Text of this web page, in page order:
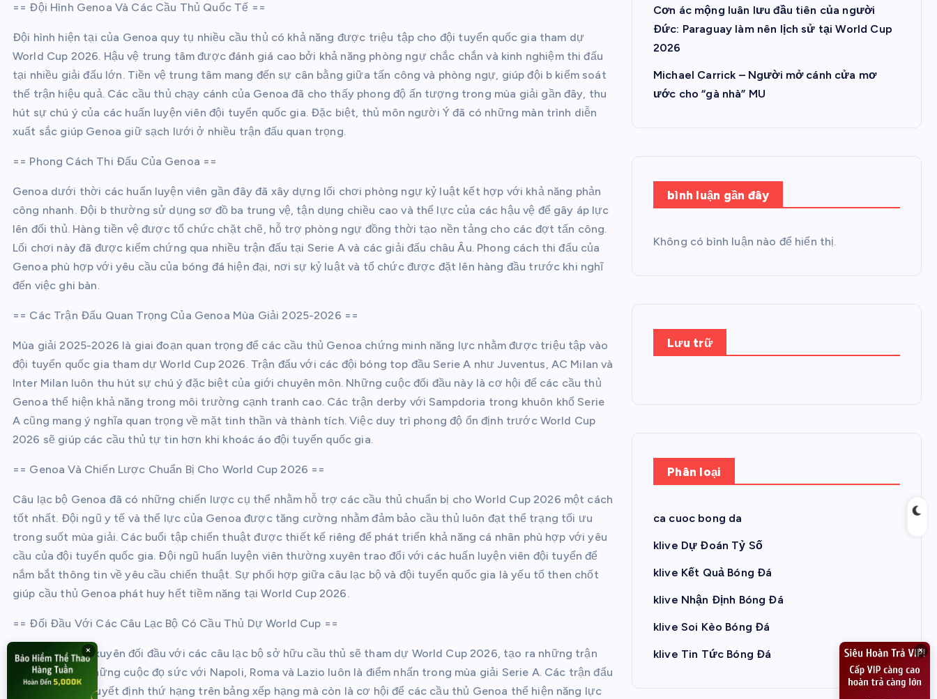
== Đội Hình Genoa Và Các Cầu Thủ Quốc Tế ==
Đội hình hiện tại của Genoa quy tụ nhiều cầu thủ có khả năng được triệu tập cho đội tuyển quốc gia tham dự
World Cup 2026. Hậu vệ trung tâm được đánh giá cao bởi khả năng phòng ngự chắc chắn và kinh nghiệm thi đấu
tại nhiều giải đấu lớn. Tiền vệ trung tâm mang đến sự cân bằng giữa tấn công và phòng ngự, giúp đội b kiểm soát
thế trận hiệu quả. Các cầu thủ chạy cánh của Genoa đã cho thấy phong độ ấn tượng trong mùa giải gần đây, thu
hút sự chú ý của các huấn luyện viên đội tuyển quốc gia. Đặc biệt, thủ môn người Ý đã có những màn trình diễn
xuất sắc giúp Genoa giữ sạch lưới ở nhiều trận đấu quan trọng.
== Phong Cách Thi Đấu Của Genoa ==
Genoa dưới thời các huấn luyện viên gần đây đã xây dựng lối chơi phòng ngự kỷ luật kết hợp với khả năng phản
công nhanh. Đội b thường sử dụng sơ đồ ba trung vệ, tận dụng chiều cao và thể lực của các hậu vệ để gây áp lực
lên đối thủ. Hàng tiền vệ được tổ chức chặt chẽ, hỗ trợ phòng ngự đồng thời tạo nền tảng cho các đợt tấn công.
Lối chơi này đã được kiểm chứng qua nhiều trận đấu tại Serie A và các giải đấu châu Âu. Phong cách thi đấu của
Genoa phù hợp với yêu cầu của bóng đá hiện đại, nơi sự kỷ luật và tổ chức được đặt lên hàng đầu trước khi nghĩ
đến việc ghi bàn.
== Các Trận Đấu Quan Trọng Của Genoa Mùa Giải 2025-2026 ==
Mùa giải 2025-2026 là giai đoạn quan trọng để các cầu thủ Genoa chứng minh năng lực nhằm được triệu tập vào
đội tuyển quốc gia tham dự World Cup 2026. Trận đấu với các đội bóng top đầu Serie A như Juventus, AC Milan và
Inter Milan luôn thu hút sự chú ý đặc biệt của giới chuyên môn. Những cuộc đối đầu này là cơ hội để các cầu thủ
Genoa thể hiện khả năng trong môi trường cạnh tranh cao. Các trận derby với Sampdoria trong khuôn khổ Serie
A cũng mang ý nghĩa quan trọng về mặt tinh thần và thành tích. Việc duy trì phong độ ổn định trước World Cup
2026 sẽ giúp các cầu thủ tự tin hơn khi khoác áo đội tuyển quốc gia.
== Genoa Và Chiến Lược Chuẩn Bị Cho World Cup 2026 ==
Câu lạc bộ Genoa đã có những chiến lược cụ thể nhằm hỗ trợ các cầu thủ chuẩn bị cho World Cup 2026 một cách
tốt nhất. Đội ngũ y tế và thể lực của Genoa được tăng cường nhằm đảm bảo cầu thủ luôn đạt thể trạng tối ưu
trong suốt mùa giải. Các buổi tập chiến thuật được thiết kế riêng để phát triển khả năng cá nhân phù hợp với yêu
cầu của đội tuyển quốc gia. Đội ngũ huấn luyện viên thường xuyên trao đổi với các huấn luyện viên đội tuyển để
nắm bắt thông tin về yêu cầu chiến thuật. Sự phối hợp giữa câu lạc bộ và đội tuyển quốc gia là yếu tố then chốt
giúp cầu thủ Genoa phát huy hết tiềm năng tại World Cup 2026.
== Đối Đầu Với Các Câu Lạc Bộ Có Cầu Thủ Dự World Cup ==
Genoa thường xuyên đối đầu với các câu lạc bộ sở hữu cầu thủ sẽ tham dự World Cup 2026, tạo ra những trận
cầu đỉnh cao. Những cuộc đọ sức với Napoli, Roma và Lazio luôn là điểm nhấn trong mùa giải Serie A. Các trận đấu
này không chỉ quyết định thứ hạng trên bảng xếp hạng mà còn là cơ hội để các cầu thủ Genoa thể hiện năng lực
Cơn ác mộng luân lưu đầu tiên của người
Đức: Paraguay làm nên lịch sử tại World Cup
2026
Michael Carrick – Người mở cánh cửa mơ
ước cho “gà nhà” MU
bình luận gần đây
Không có bình luận nào để hiển thị.
Lưu trữ
Phân loại
ca cuoc bong da
klive Dự Đoán Tỷ Số
klive Kết Quả Bóng Đá
klive Nhận Định Bóng Đá
klive Soi Kèo Bóng Đá
klive Tin Tức Bóng Đá
× ×